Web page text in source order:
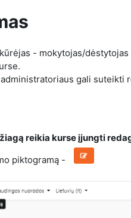
- mokytojas/
gali
reikia kurse įjungti
piktogramą -